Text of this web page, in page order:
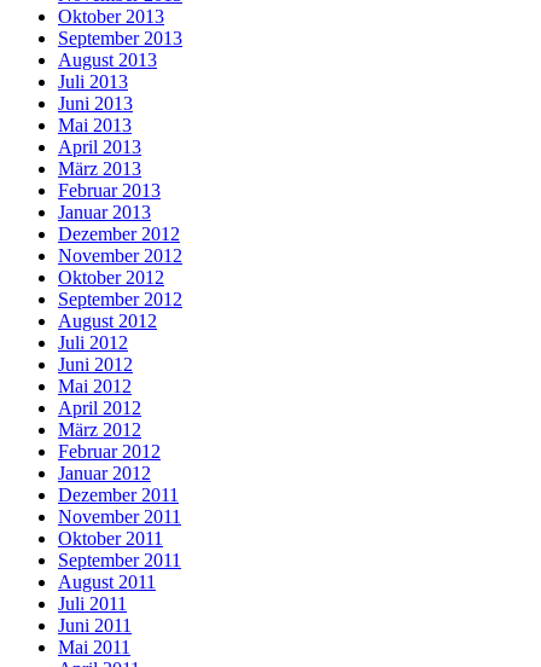
Oktober 2013
September 2013
August 2013
Juli 2013
Juni 2013
Mai 2013
April 2013
März 2013
Februar 2013
Januar 2013
Dezember 2012
November 2012
Oktober 2012
September 2012
August 2012
Juli 2012
Juni 2012
Mai 2012
April 2012
März 2012
Februar 2012
Januar 2012
Dezember 2011
November 2011
Oktober 2011
September 2011
August 2011
Juli 2011
Juni 2011
Mai 2011